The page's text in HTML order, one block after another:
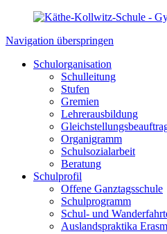
Navigation überspringen
Schulorganisation
Schulleitung
Stufen
Gremien
Lehrerausbildung
Organigramm
Schulsozialarbeit
Beratung
Schulprofil
Offene Ganztagsschule
Schulprogramm
Schul- und
Auslandspraktika